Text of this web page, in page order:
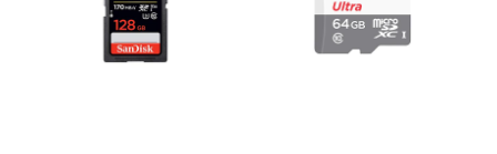
variantes.